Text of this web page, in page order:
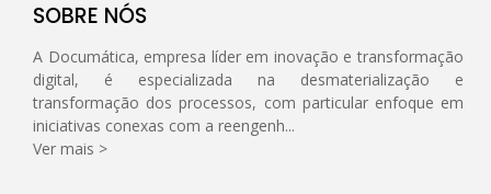
SOBRE NÓS
A Documática, empresa líder em inovação e transformação
digital, é especializada na desmaterialização e
transformação dos processos, com particular enfoque em
iniciativas conexas com a reengenh...
Ver mais >